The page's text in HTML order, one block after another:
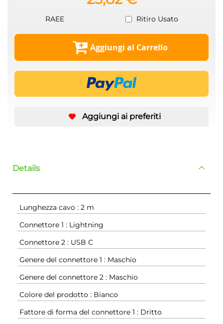
RAEE Ritiro Usato
Aggiungi al Carrello
Aggiungi ai preferiti
Details
Lunghezza cavo : 2 m
Connettore 1 : Lightning
Connettore 2 : USB C
Genere del connettore 1 : Maschio
Genere del connettore 2 : Maschio
Colore del prodotto : Bianco
Fattore di forma del connettore 1 : Dritto